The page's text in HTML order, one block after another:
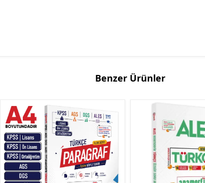
Benzer Ürünler